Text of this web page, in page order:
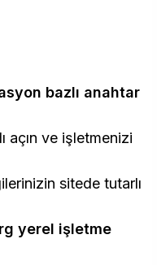
bazlı anahtar
açın ve işletmenizi
sitede tutarlı
yerel işletme